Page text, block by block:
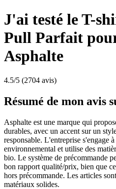
J'ai testé le T-
Pull Parfait
Asphalte
4.5/5 (2704 avis)
Résumé de mon avis
Asphalte est une marque qui
durables, avec un accent sur un
responsable. L'entreprise s'engage
environnemental et utilise des
bio. Le système de précommande
bon rapport qualité/prix, bien que
hors précommande. Les articles sont
matériaux solides.